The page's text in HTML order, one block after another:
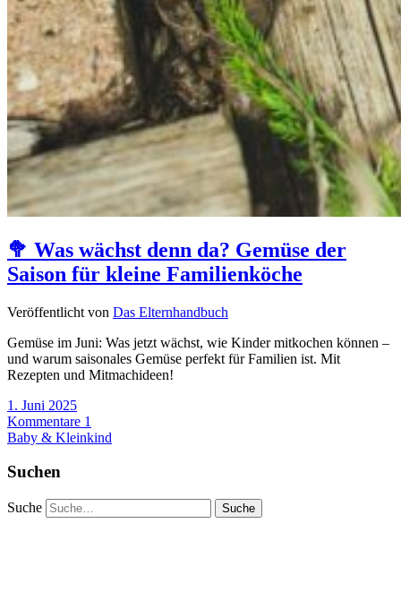
🥦 Was wächst denn da? Gemüse der
Saison für kleine Familienköche
Veröffentlicht von Das Elternhandbuch
Gemüse im Juni: Was jetzt wächst, wie Kinder mitkochen können –
und warum saisonales Gemüse perfekt für Familien ist. Mit
Rezepten und Mitmachideen!
1. Juni 2025
Kommentare 1
Baby & Kleinkind
Suchen
Suche